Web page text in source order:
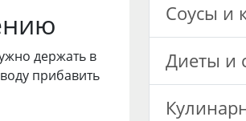
держать в
прибавить
Соусы и
Диеты и